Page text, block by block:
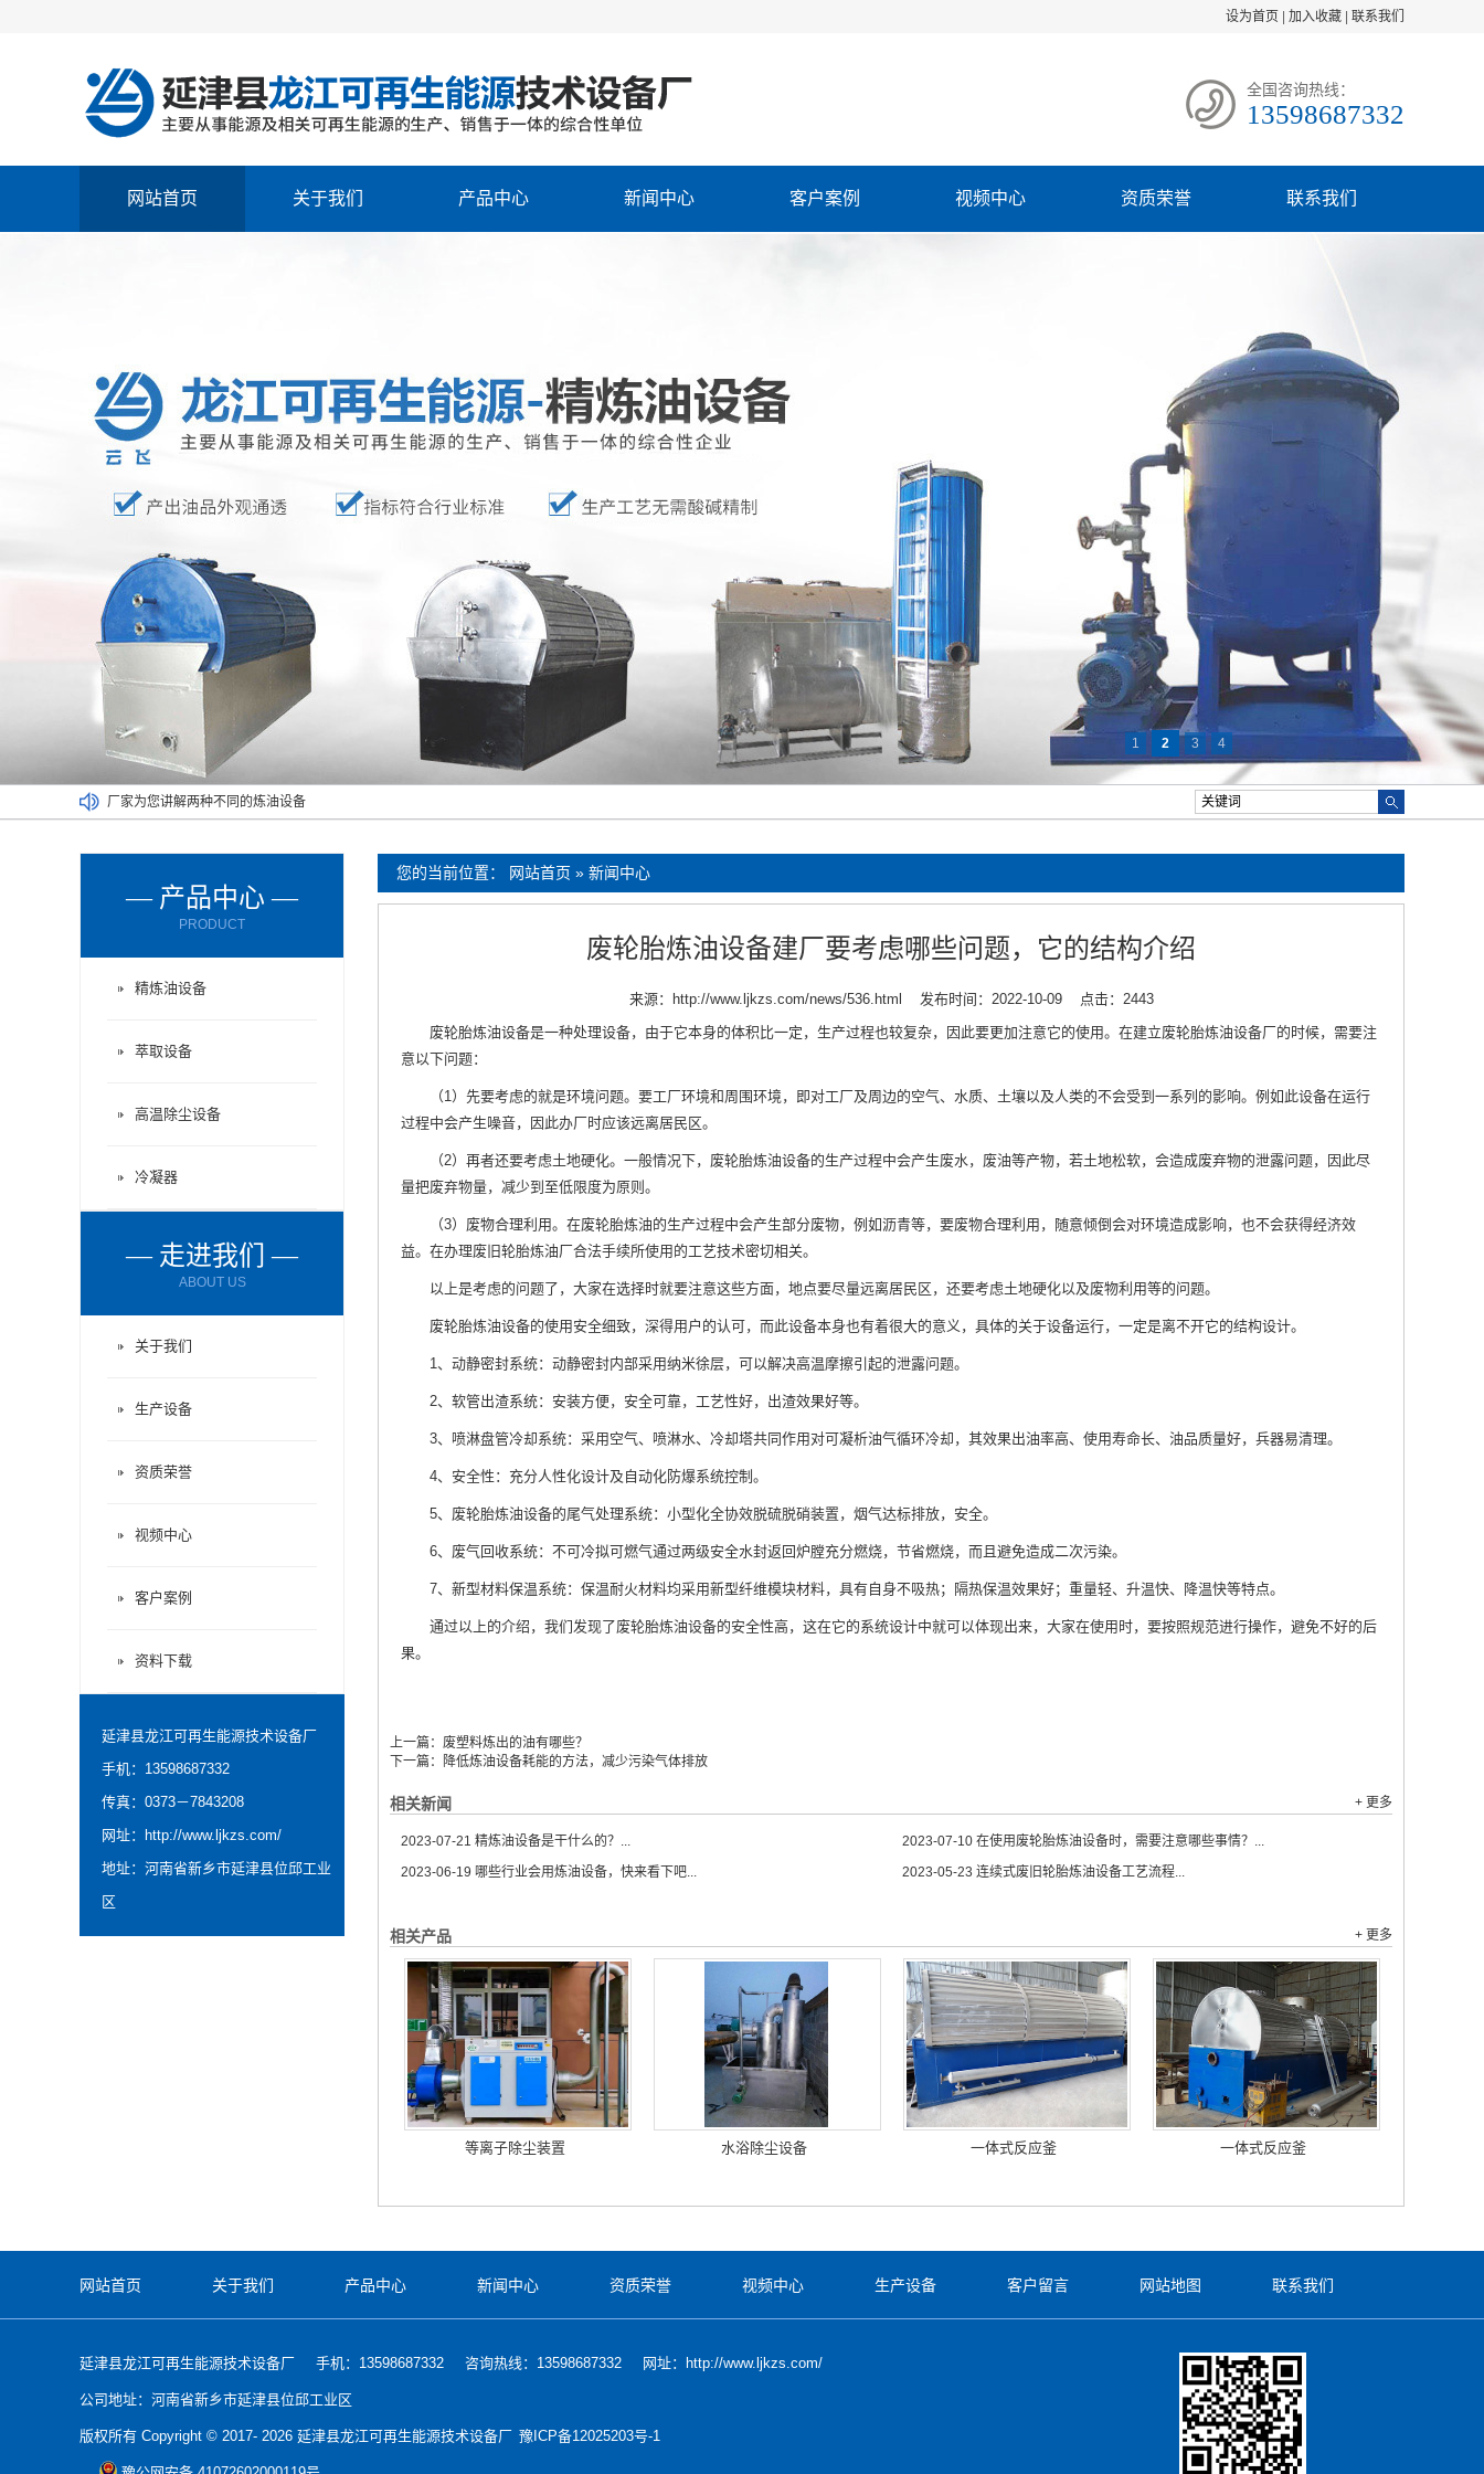
设为首页 加入收藏 联系我们
全国咨询热线：
13598687332
网站首页 关于我们 产品中心 新闻中心 客户案例 视频中心 资质荣誉 联系我们
1 2 3 4
厂家为您讲解两种不同的炼油设备
废轮胎炼油设备的进料方式有哪些？
您的当前位置： 网站首页 » 新闻中心
废轮胎炼油设备建厂要考虑哪些问题，它的结构介绍
来源： http://www.ljkzs.com/news/536.html 发布时间：2022-10-09
点击：2443
废轮胎炼油设备是一种处理设备，由于它本身的体积比一定，生产过程也较复杂，因此要更加注意它的使用。在建立废轮胎炼油设备厂的时候，需要注
意以下问题：
（1）先要考虑的就是环境问题。要工厂环境和周围环境，即对工厂及周边的空气、水质、土壤以及人类的不会受到一系列的影响。例如此设备在运行
过程中会产生噪音，因此办厂时应该远离居民区。
（2）再者还要考虑土地硬化。一般情况下，废轮胎炼油设备的生产过程中会产生废水，废油等产物，若土地松软，会造成废弃物的泄露问题，因此尽
量把废弃物量，减少到至低限度为原则。
（3）废物合理利用。在废轮胎炼油的生产过程中会产生部分废物，例如沥青等，要废物合理利用，随意倾倒会对环境造成影响，也不会获得经济效
益。在办理废旧轮胎炼油厂合法手续所使用的工艺技术密切相关。
以上是考虑的问题了，大家在选择时就要注意这些方面，地点要尽量远离居民区，还要考虑土地硬化以及废物利用等的问题。
废轮胎炼油设备的使用安全细致，深得用户的认可，而此设备本身也有着很大的意义，具体的关于设备运行，一定是离不开它的结构设计。
1、动静密封系统：动静密封内部采用纳米徐层，可以解决高温摩擦引起的泄露问题。
2、软管出渣系统：安装方便，安全可靠，工艺性好，出渣效果好等。
3、喷淋盘管冷却系统：采用空气、喷淋水、冷却塔共同作用对可凝析油气循环冷却，其效果出油率高、使用寿命长、油品质量好，兵器易清理。
4、安全性：充分人性化设计及自动化防爆系统控制。
5、废轮胎炼油设备的尾气处理系统：小型化全协效脱硫脱硝装置，烟气达标排放，安全。
6、废气回收系统：不可冷拟可燃气通过两级安全水封返回炉膛充分燃烧，节省燃烧，而且避免造成二次污染。
7、新型材料保温系统：保温耐火材料均采用新型纤维模块材料，具有自身不吸热；隔热保温效果好；重量轻、升温快、降温快等特点。
通过以上的介绍，我们发现了废轮胎炼油设备的安全性高，这在它的系统设计中就可以体现出来，大家在使用时，要按照规范进行操作，避免不好的后
果。
上一篇： 废塑料炼出的油有哪些？
下一篇：
降低炼油设备耗能的方法，减少污染气体排放
相关新闻 + 更多
2023-07-21 精炼油设备是干什么的？... 2023-07-10 在使用废轮胎炼油设备时，需要注意哪些事情？...
2023-06-19 哪些行业会用炼油设备，快来看下吧... 2023-05-23 连续式废旧轮胎炼油设备工艺流程...
相关产品 + 更多
等离子除尘装置 水浴除尘设备 一体式反应釜 一体式反应釜
— 产品中心 —
PRODUCT
精炼油设备
萃取设备
高温除尘设备
冷凝器
— 走进我们 —
ABOUT US
关于我们
生产设备
资质荣誉
视频中心
客户案例
资料下载
延津县龙江可再生能源技术设备厂
手机：13598687332
传真：0373－7843208
网址：
http://www.ljkzs.com/
地址：河南省新乡市延津县位邱工业
区
网站首页 关于我们 产品中心 新闻中心 资质荣誉 视频中心 生产设备 客户留言 网站地图 联系我们
延津县龙江可再生能源技术设备厂 手机：13598687332 咨询热线：13598687332 网址：http://www.ljkzs.com/
公司地址：河南省新乡市延津县位邱工业区
版权所有 Copyright © 2017- 2026 延津县龙江可再生能源技术设备厂 豫ICP备12025203号-1